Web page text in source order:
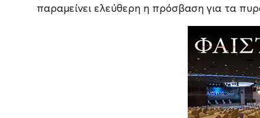
παραμείνει ελεύθερη η πρόσβαση για τα